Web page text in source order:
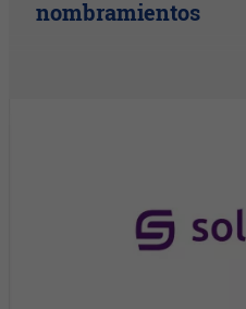
nombramientos